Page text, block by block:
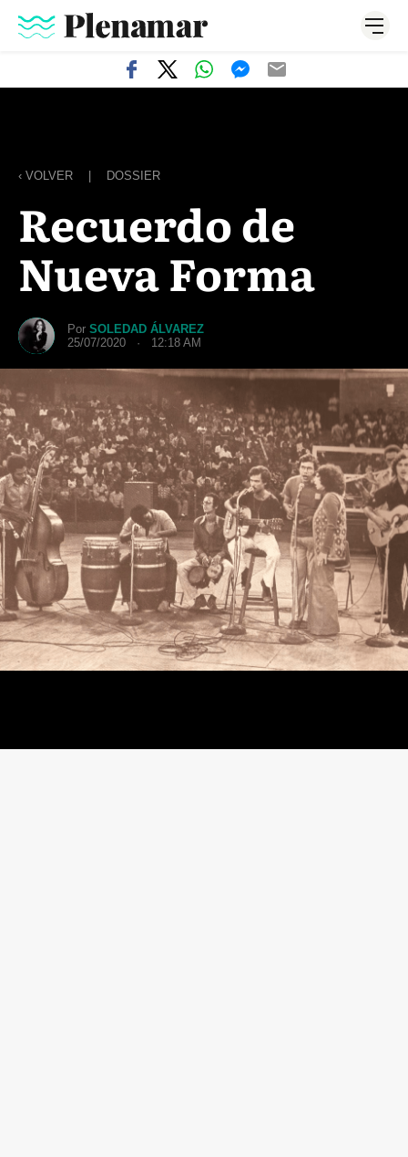
‹ VOLVER DOSSIER
Recuerdo de
Nueva Forma
Por SOLEDAD ÁLVAREZ
25/07/2020 · 12:18 AM